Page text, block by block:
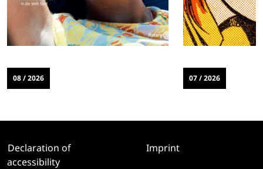
08 / 2026 07 / 2026
Declaration of
accessibility
Imprint